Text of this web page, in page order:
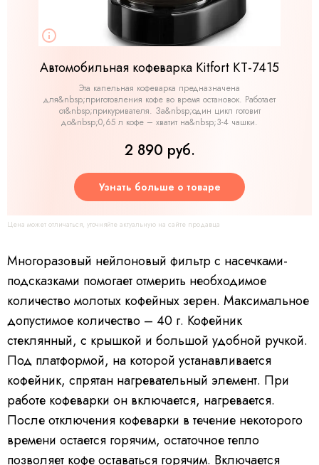
Автомобильная кофеварка Kitfort КТ-7415
Эта капельная кофеварка предназначена
для&nbsp;приготовления кофе во время остановок. Работает
от&nbsp;прикуривателя. За&nbsp;один цикл готовит
до&nbsp;0,65 л кофе – хватит на&nbsp;3-4 чашки.
2 890 руб.
Узнать больше о товаре
Цена может отличаться, уточняйте актуальную на сайте продавца
Многоразовый нейлоновый фильтр с насечками-
подсказками помогает отмерить необходимое
количество молотых кофейных зерен. Максимальное
допустимое количество – 40 г. Кофейник
стеклянный, с крышкой и большой удобной ручкой.
Под платформой, на которой устанавливается
кофейник, спрятан нагревательный элемент. При
работе кофеварки он включается, нагревается.
После отключения кофеварки в течение некоторого
времени остается горячим, остаточное тепло
позволяет кофе оставаться горячим. Включается